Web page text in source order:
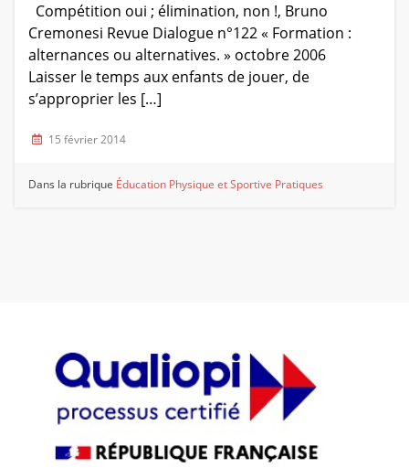
Compétition oui ; élimination, non !, Bruno
Cremonesi Revue Dialogue n°122 « Formation :
alternances ou alternatives. » octobre 2006
Laisser le temps aux enfants de jouer, de
s’approprier les […]
15 février 2014
Dans la rubrique Éducation Physique et Sportive Pratiques